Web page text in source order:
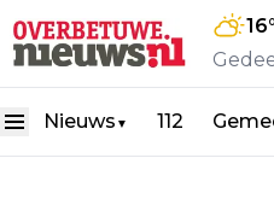
16
Nieuws ▼ 112